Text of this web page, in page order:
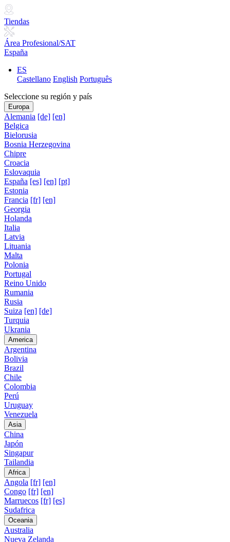
Tiendas
Área Profesional/SAT
España
ES
Castellano English Português
Seleccione su región y país
Europa
Alemania [de] [en]
Belgica
Bielorusia
Bosnia Herzegovina
Chipre
Croacia
Eslovaquia
España [es] [en] [pt]
Estonia
Francia [fr] [en]
Georgia
Holanda
Italia
Latvia
Lituania
Malta
Polonia
Portugal
Reino Unido
Rumania
Rusia
Suiza [en] [de]
Turquia
Ukrania
America
Argentina
Bolivia
Brazil
Chile
Colombia
Perú
Uruguay
Venezuela
Asia
China
Japón
Singapur
Tailandia
Africa
Angola [fr] [en]
Congo [fr] [en]
Marruecos [fr] [es]
Sudafrica
Oceania
Australia
Nueva Zelanda